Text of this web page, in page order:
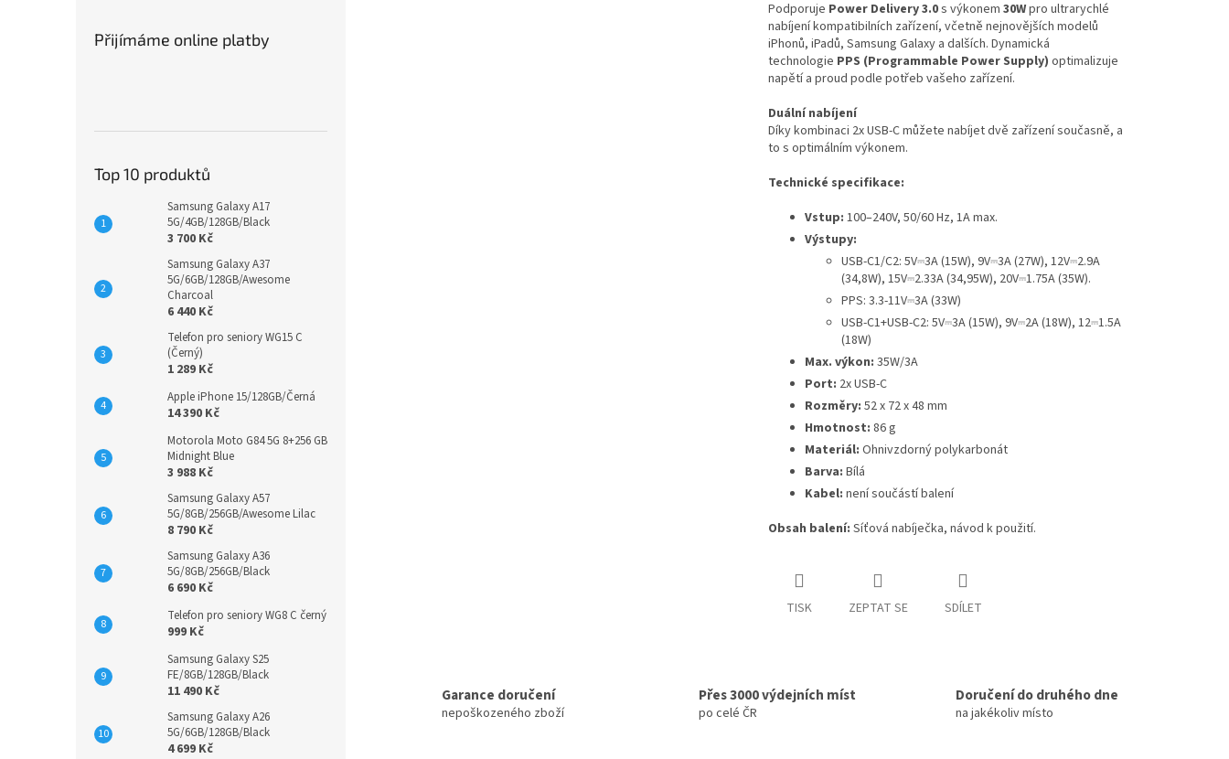
Přijímáme online platby
Top 10 produktů
Samsung Galaxy A17
5G/4GB/128GB/Black
3 700 Kč
Samsung Galaxy A37
5G/6GB/128GB/Awesome
Charcoal
6 440 Kč
Telefon pro seniory WG15 C
(Černý)
1 289 Kč
Apple iPhone 15/128GB/Černá
14 390 Kč
Motorola Moto G84 5G 8+256 GB
Midnight Blue
3 988 Kč
Samsung Galaxy A57
5G/8GB/256GB/Awesome Lilac
8 790 Kč
Samsung Galaxy A36
5G/8GB/256GB/Black
6 690 Kč
Telefon pro seniory WG8 C černý
999 Kč
Samsung Galaxy S25
FE/8GB/128GB/Black
11 490 Kč
Samsung Galaxy A26
5G/6GB/128GB/Black
4 699 Kč
Podporuje Power Delivery 3.0s výkonem 30Wpro ultrarychlé
nabíjení kompatibilních zařízení, včetně nejnovějších modelů
iPhonů, iPadů, Samsung Galaxy a dalších. Dynamická
technologie PPS (Programmable Power Supply) optimalizuje
napětí a proud podle potřeb vašeho zařízení.
Duální nabíjení
Díky kombinaci 2x USB-C můžete nabíjet dvě zařízení současně, a
to s optimálním výkonem.
Technické specifikace:
Vstup: 100–240V, 50/60 Hz, 1A max.
Výstupy:
USB-C1/C2: 5V⎓3A (15W), 9V⎓3A (27W), 12V⎓2.9A
(34,8W), 15V⎓2.33A (34,95W), 20V⎓1.75A (35W).
PPS: 3.3-11V⎓3A (33W)
USB-C1+USB-C2: 5V⎓3A (15W), 9V⎓2A (18W), 12⎓1.5A
(18W)
Max. výkon: 35W/3A
Port: 2x USB-C
Rozměry: 52 x 72 x 48 mm
Hmotnost: 86 g
Materiál: Ohnivzdorný polykarbonát
Barva: Bílá
Kabel: není součástí balení
Obsah balení: Síťová nabíječka, návod k použití.
TISK ZEPTAT SE SDÍLET
Garance doručení
nepoškozeného zboží
Přes 3000 výdejních míst
po celé ČR
Doručení do druhého dne
na jakékoliv místo